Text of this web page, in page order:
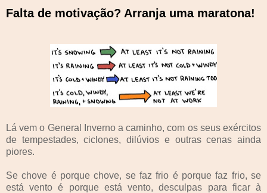
Falta de motivação? Arranja uma maratona!
Lá vem o General Inverno a caminho, com os seus exércitos
de tempestades, ciclones, dilúvios e outras cenas ainda
piores.
Se chove é porque chove, se faz frio é porque faz frio, se
está vento é porque está vento, desculpas para ficar à